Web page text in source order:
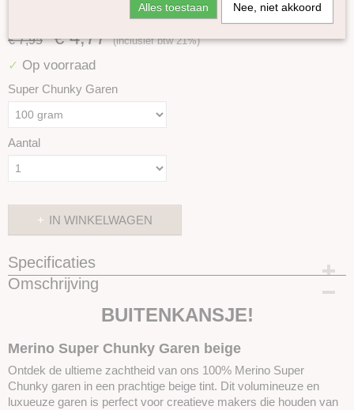
100% Merino super chunky garen Beige OP=OP
€ 7,95 € 4,77 (inclusief btw 21%)
✓ Op voorraad
Super Chunky Garen
Aantal
IN WINKELWAGEN
Specificaties
Productcode
Omschrijving
BUITENKANSJE!
Merino Super Chunky Garen beige
Ontdek de ultieme zachtheid van ons 100% Merino Super
Chunky garen in een prachtige beige tint. Dit volumineuze en
luxueuze garen is perfect voor creatieve makers die houden van
Alles toestaan Nee, niet akkoord